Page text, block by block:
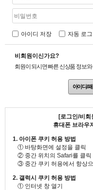
아이디 저장 자동 로
비회원이신가요?
회원이 되시면 빠른 신상품 정보
아이디/
[로그인/비회
휴대폰 브라우
1. 아이폰 쿠키 허용 방법
① 바탕화면에 설정을 클릭
② 중간 위치의 Safari를 클릭
③ 중간 쿠키 허용에서 항상
2. 갤럭시 쿠키 허용 방법
① 인터넷 창 열기